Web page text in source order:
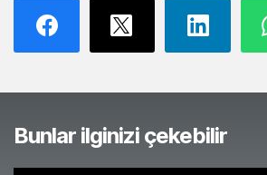
Bunlar ilginizi çekebilir